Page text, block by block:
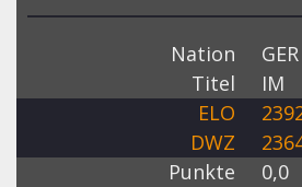
Nation
GER
Titel
IM
ELO
DWZ
Punkte
0,0